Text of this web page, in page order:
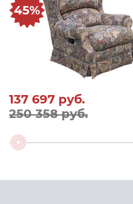
137 697 руб.
250 358 руб.
45%